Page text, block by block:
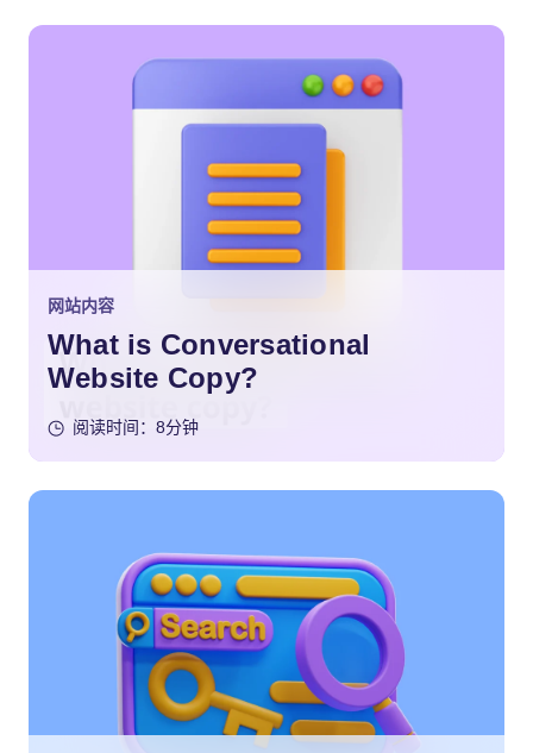
网站内容
What is Conversational
Website Copy?
阅读时间：8分钟